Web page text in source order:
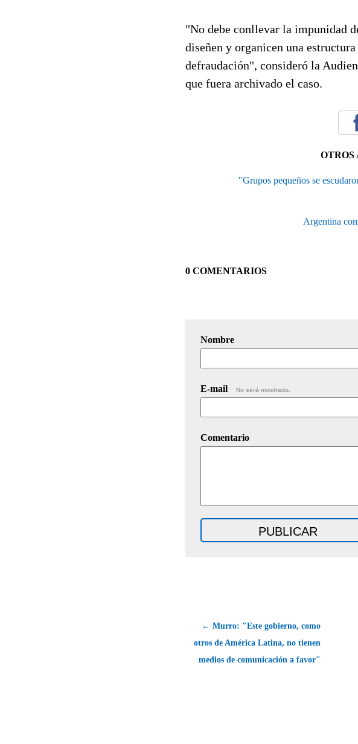
"No debe conllevar la impunidad
diseñen y organicen una
defraudación", consideró la
que fuera archivado el caso.
OTROS
"Grupos pequeños se
Argentina
0 COMENTARIOS
Nombre
E-mail No será mostrado.
Comentario
← Murro: "Este gobierno, como
otros de América Latina, no tienen
medios de comunicación a favor"